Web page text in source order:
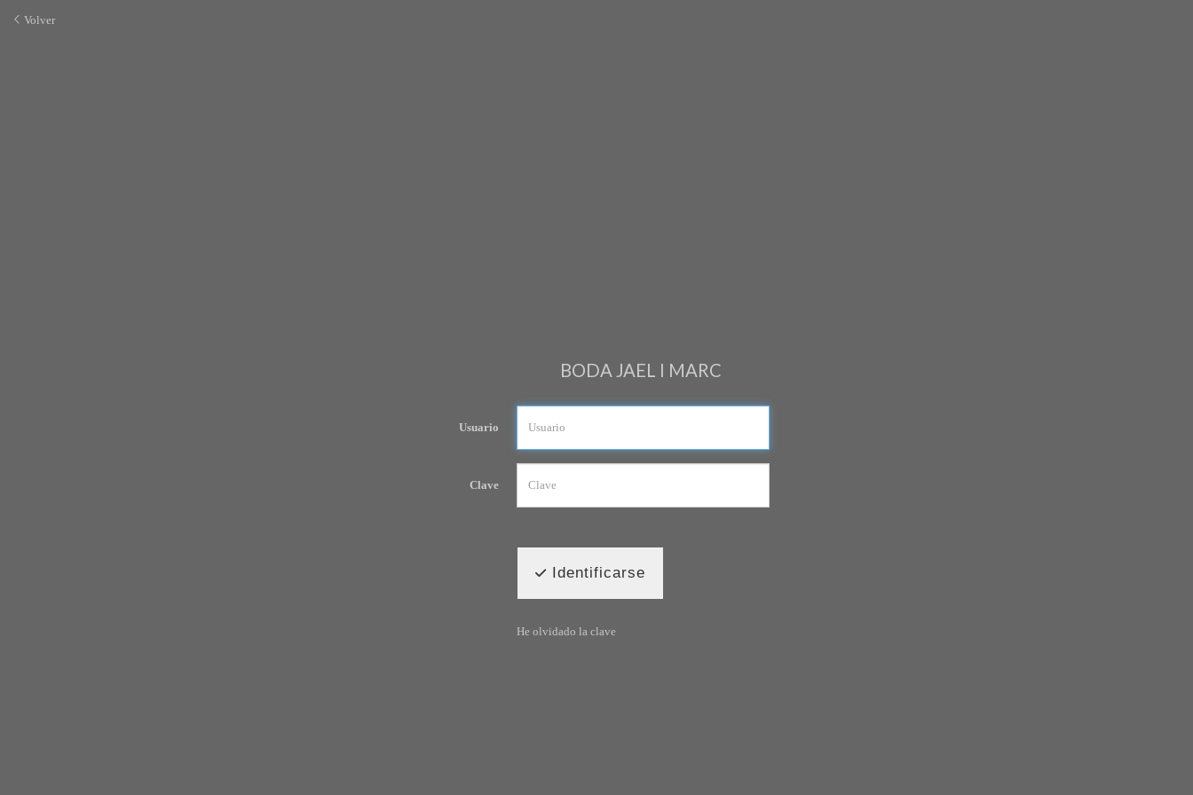
Volver
BODA JAEL I MARC
Usuario
Clave
Identificarse
He olvidado la clave